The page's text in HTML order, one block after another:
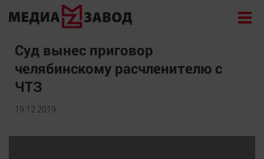
Новости
Экономика
Происшествия
Общество
Суд вынес приговор
челябинскому расчленителю с
ЧТЗ
19.12.2019